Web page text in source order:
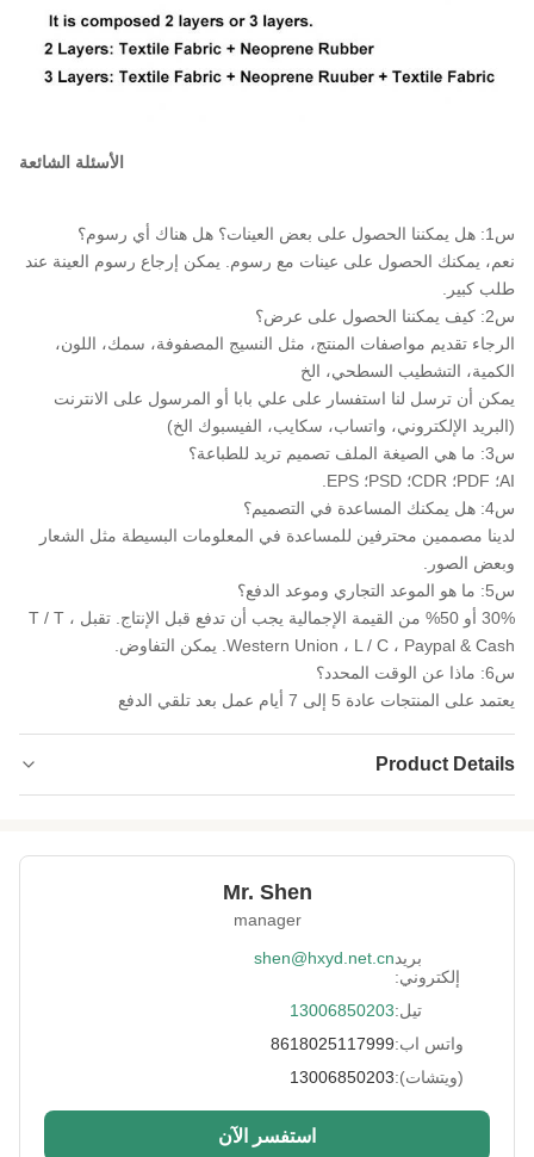
الأسئلة الشائعة
س1: هل يمكننا الحصول على بعض العينات؟ هل هناك أي رسوم؟
نعم، يمكنك الحصول على عينات مع رسوم. يمكن إرجاع رسوم العينة عند
طلب كبير.
س2: كيف يمكننا الحصول على عرض؟
الرجاء تقديم مواصفات المنتج، مثل النسيج المصفوفة، سمك، اللون،
الكمية، التشطيب السطحي، الخ
يمكن أن ترسل لنا استفسار على علي بابا أو المرسول على الانترنت
(البريد الإلكتروني، واتساب، سكايب، الفيسبوك الخ)
س3: ما هي الصيغة الملف تصميم تريد للطباعة؟
AI؛ PDF؛ CDR؛ PSD؛ EPS.
س4: هل يمكنك المساعدة في التصميم؟
لدينا مصممين محترفين للمساعدة في المعلومات البسيطة مثل الشعار
وبعض الصور.
س5: ما هو الموعد التجاري وموعد الدفع؟
30% أو 50% من القيمة الإجمالية يجب أن تدفع قبل الإنتاج. تقبل T / T ،
Western Union ، L / C ، Paypal & Cash. يمكن التفاوض.
س6: ماذا عن الوقت المحدد؟
يعتمد على المنتجات عادة 5 إلى 7 أيام عمل بعد تلقي الدفع
Product Details
Process: تنقش
مقاوم للماء، ومضاد للصدمات، ويحافظ على الدفء
سبر/سكر/كر
Printing: تسامي
Usage: منتج النيوبرين
Mr. Shen
manager
بريد
إلكتروني:
shen@hxyd.net.cn
تيل:13006850203
واتس اب:8618025117999
(ويتشات):13006850203
استفسر الآن